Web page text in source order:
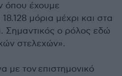
όπου έχουμε
μόρια μέχρι και στα
Σημαντικός ο ρόλος εδώ
στελεχών».
τον επιστημονικό